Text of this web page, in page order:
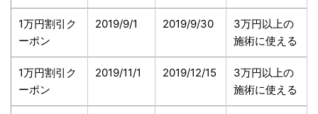
1万円割引ク
ーポン
2019/9/1 2019/9/30
3万円以上の
施術に使える
1万円割引ク
ーポン
2019/11/1 2019/12/15
3万円以上の
施術に使える